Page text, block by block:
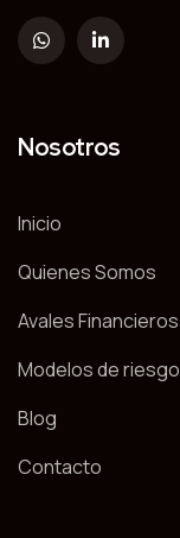
Nosotros
Inicio
Quienes Somos
Avales Financieros
Modelos de riesgo
Blog
Contacto